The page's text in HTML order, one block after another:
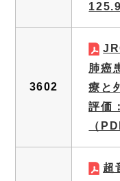
3602
肺癌
療と
評価
（
超